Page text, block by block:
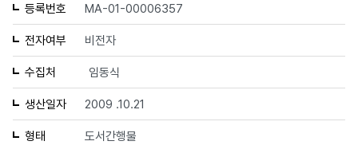
등록번호 MA-01-00006357
전자여부 비전자
수집처 임동식
생산일자 2009 .10.21
형태 도서간행물